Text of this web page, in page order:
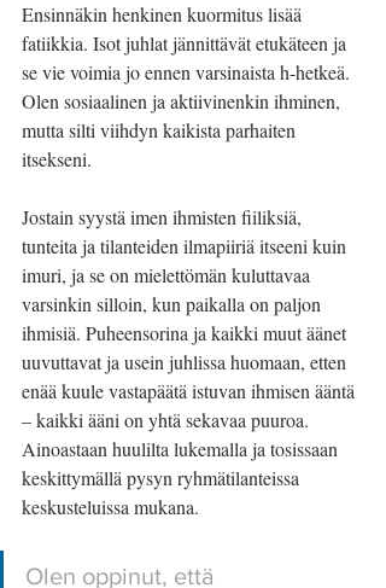
Ensinnäkin henkinen kuormitus lisää
fatiikkia. Isot juhlat jännittävät etukäteen ja
se vie voimia jo ennen varsinaista h-hetkeä.
Olen sosiaalinen ja aktiivinenkin ihminen,
mutta silti viihdyn kaikista parhaiten
itsekseni.
Jostain syystä imen ihmisten fiiliksiä,
tunteita ja tilanteiden ilmapiiriä itseeni kuin
imuri, ja se on mielettömän kuluttavaa
varsinkin silloin, kun paikalla on paljon
ihmisiä. Puheensorina ja kaikki muut äänet
uuvuttavat ja usein juhlissa huomaan, etten
enää kuule vastapäätä istuvan ihmisen ääntä
– kaikki ääni on yhtä sekavaa puuroa.
Ainoastaan huulilta lukemalla ja tosissaan
keskittymällä pysyn ryhmätilanteissa
keskusteluissa mukana.
Olen oppinut, että